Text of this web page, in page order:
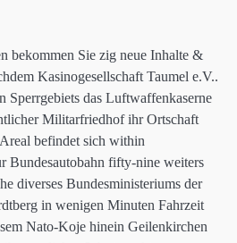
bekommen Sie zig neue Inhalte &
Kasinogesellschaft Taumel e.V..
Sperrgebiets das Luftwaffenkaserne
Militarfriedhof ihr Ortschaft
befindet sich within
Bundesautobahn fifty-nine weiters
diverses Bundesministeriums der
in wenigen Minuten Fahrzeit
Nato-Koje hinein Geilenkirchen